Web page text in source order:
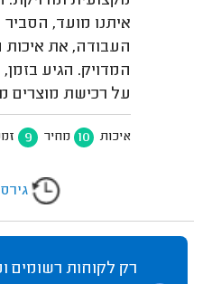
איתנו מועד,
העבודה, את איכות
המדויק. הגיע
על רכישת מוצרים
איכות 10 מחיר 9
רק לקוחות רשומים